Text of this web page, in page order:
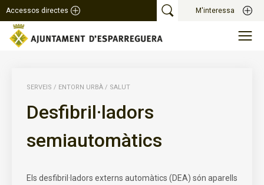
Accessos directes M'interessa
SERVEIS / ENTORN URBÀ / SALUT
Desfibril·ladors
semiautomàtics
Els desfibril·ladors externs automàtics (DEA) són aparells